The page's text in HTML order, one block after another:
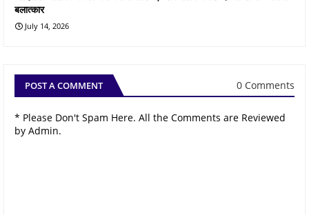
बलात्कार
July 14, 2026
POST A COMMENT 0 Comments
* Please Don't Spam Here. All the Comments are Reviewed
by Admin.